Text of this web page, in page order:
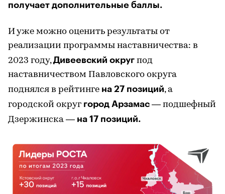
получает дополнительные баллы.
И уже можно оценить результаты от
реализации программы наставничества: в
2023 году,Дивеевский округ под
наставничеством Павловского округа
поднялся в рейтинге на 27 позиций, а
городской округ город Арзамас — подшефный
Дзержинска — на 17 позиций.